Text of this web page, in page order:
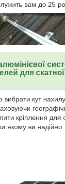
вам до 25
для скатної
вибрати кут
кріплення для
якому ви надійно